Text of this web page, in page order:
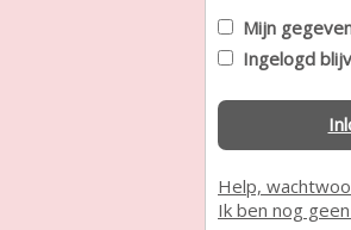
Mijn
Ingelogd
Help,
Ik ben nog